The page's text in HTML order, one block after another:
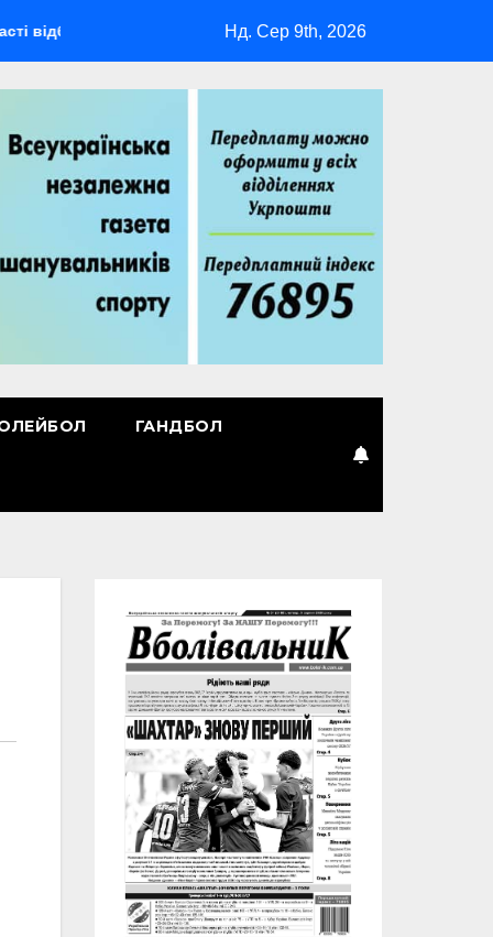
мультиспортивний табір ГАРТ 2026 – як долучитися
Нд. Сер 9th, 2026
ГАНДБОЛ